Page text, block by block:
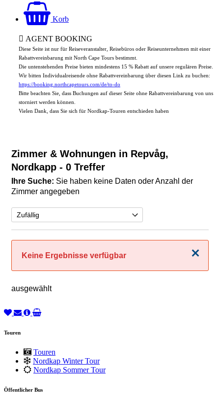
Korb
AGENT BOOKING
Diese Seite ist nur für Reiseveranstalter, Reisebüros oder Reiseunternehmen mit einer
Rabattvereinbarung mit North Cape Tours bestimmt.
Die untenstehenden Preise bieten mindestens 15 % Rabatt auf unsere regulären Preise.
Wir bitten Individualreisende ohne Rabattvereinbarung über diesen Link zu buchen:
https://booking.northcapetours.com/de/to-do
Bitte beachten Sie, dass Buchungen auf dieser Seite ohne Rabattvereinbarung von uns
storniert werden können.
Vielen Dank, dass Sie sich für Nordkap-Touren entschieden haben
Zimmer & Wohnungen in Repvåg,
Nordkapp - 0 Treffer
Ihre Suche: Sie haben keine Daten oder Anzahl der
Zimmer angegeben
Schließen
Keine Ergebnisse verfügbar
ausgewählt
Touren
Touren
Nordkap Winter Tour
Nordkap Sommer Tour
Öffentlicher Bus